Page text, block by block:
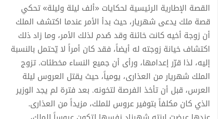
القصة الإطارية الرئيسية لحكايات «ألف ليلة وليلة» تحكي
قصة ملك يدعى شهريار، حيث بدأ الأمر عندما اكتشف الملك
أن زوجة أخيه كانت خائنة وقد صُدم لذلك الأمر، وما زاد ذلك
اكتشاف خيانة زوجته له أيضاً، فقد كان أمراً لا يّحتمل بالنسبة
إليه، لذا قرّر إعدامها، ورأى أن جميع النساء مخطئات. تزوج
الملك شهريار من العذارى، يومياً، حيث يقتل العروس ليلة
العرس، قبل أن تأخذ الفرصة لتخونه. بعد فترة لم يجد الوزير
الذي كان مكلفاً بتوفير عروس للملك، مزيداً من العذارى.